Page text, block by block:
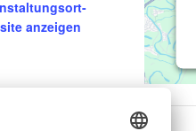
anzeigen